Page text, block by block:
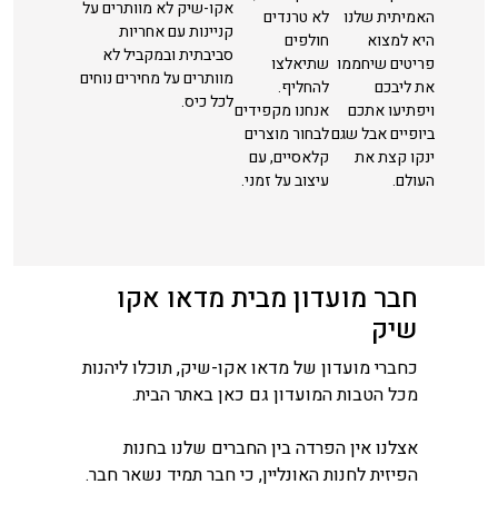
האמיתית שלנו
היא למצוא
פריטים שיחממו
את ליבכם
ויפתיעו אתכם
ביופיים אבל שגם
ינקו קצת את
העולם.
לא טרנדים
חולפים
שתיאלצו
להחליף.
אנחנו מקפידים
לבחור מוצרים
קלאסיים, עם
עיצוב על זמני.
אקו-שיק לא מוותרים על
קניינות עם אחריות
סביבתית ובמקביל לא
מוותרים על מחירים נוחים
לכל כיס.
חבר מועדון מבית מדאו אקו
שיק
כחברי מועדון של מדאו אקו-שיק, תוכלו ליהנות
מכל הטבות המועדון גם כאן באתר הבית.
אצלנו אין הפרדה בין החברים שלנו בחנות
הפיזית לחנות האונליין, כי חבר תמיד נשאר חבר.